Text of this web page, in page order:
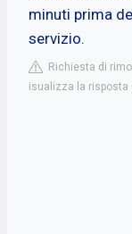
minuti prima
servizio.
Richiesta di
isualizza la risposta